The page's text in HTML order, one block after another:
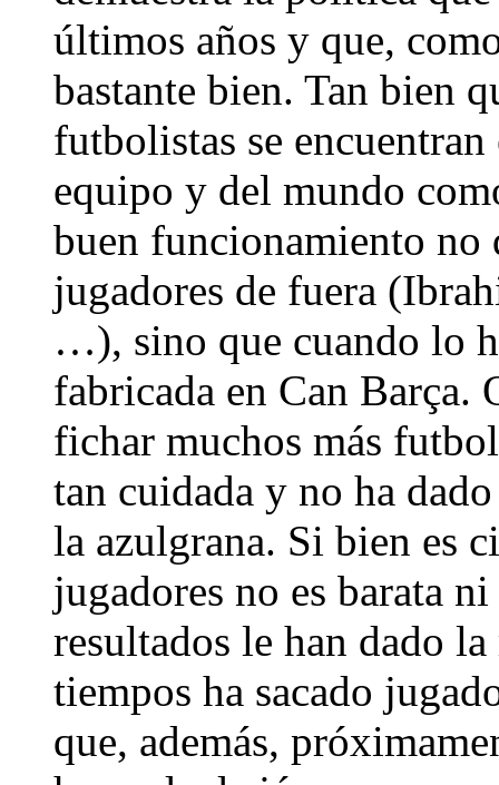
últimos años y que,
bastante bien. Tan bien
futbolistas se
equipo y del mundo
buen funcionamiento no
jugadores de fuera
…), sino que cuando lo
fabricada en Can Barça.
fichar muchos más
tan cuidada y no ha
la azulgrana. Si bien es
jugadores no es barata
resultados le han dado
tiempos ha sacado
que, además,